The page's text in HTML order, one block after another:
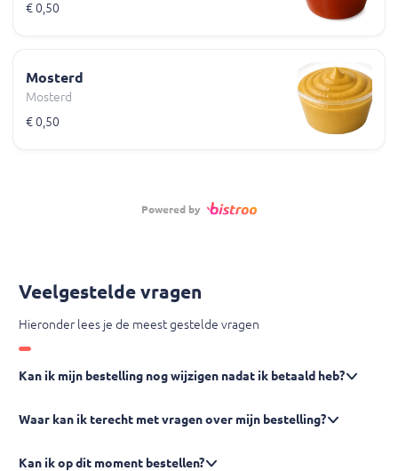
€ 0,50
Mosterd
Mosterd
€ 0,50
Powered by
Veelgestelde vragen
Hieronder lees je de meest gestelde vragen
Kan ik mijn bestelling nog wijzigen nadat ik betaald heb?
Waar kan ik terecht met vragen over mijn bestelling?
Kan ik op dit moment bestellen?